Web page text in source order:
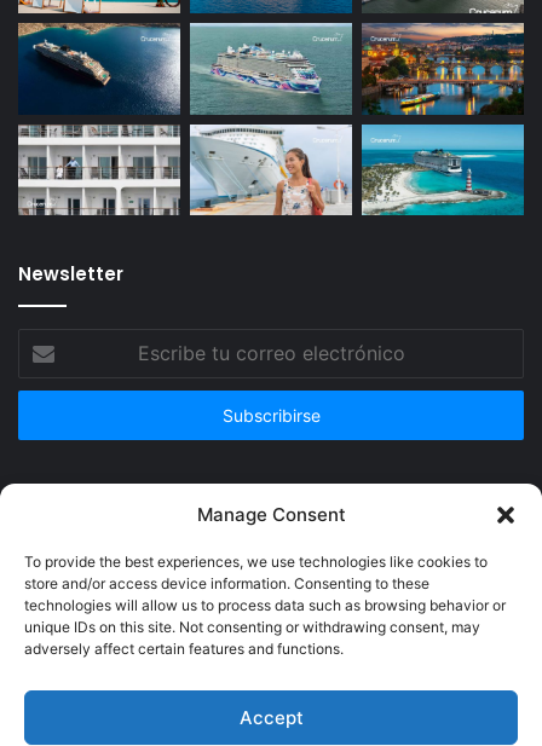
Manage Consent
To provide the best experiences, we use technologies like cookies to
store and/or access device information. Consenting to these
technologies will allow us to process data such as browsing behavior or
unique IDs on this site. Not consenting or withdrawing consent, may
adversely affect certain features and functions.
Accept
Newsletter
correo